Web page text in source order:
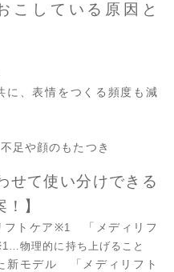
こしている原因と
、表情をつくる頻度も減
足や顔のもたつき
せて使い分けできる
】
フトケア ※1
「メディリフ
物理的に持ち上げること
新モデル 「メディリフト